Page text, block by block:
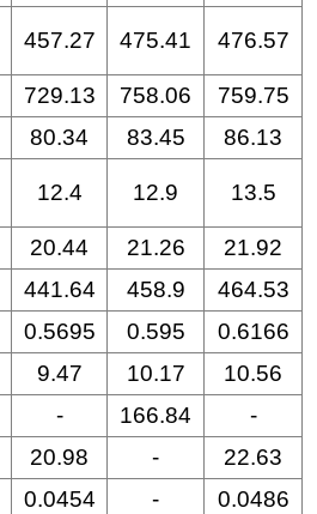
457.27 475.41 476.57
729.13 758.06
759.75
80.34 83.45
86.13
12.4 12.9 13.5
20.44 21.26
21.92
441.64 458.9
464.53
0.5695 0.595
0.6166
9.47 10.17
10.56
- 166.84
-
20.98 -
22.63
0.0454 -
0.0486